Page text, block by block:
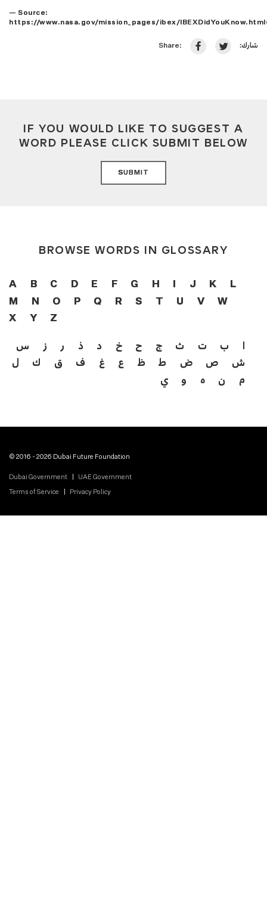
— Source:
https://www.nasa.gov/mission_pages/ibex/
Share: شارك:
IF YOU WOULD LIKE TO SUGGEST A
WORD PLEASE CLICK SUBMIT BELOW
SUBMIT
BROWSE WORDS IN GLOSSARY
A B C D E F G H J K
L
M
N O P Q R S T U V
W
X
Y Z
ا ب ت ث ج ح خ د ذ ر ز
س
ش
ص ض ط ظ ع غ ف ق ك
ل
م
ن ه و ي
© 2016 - 2026 Dubai Future Foundation
Dubai Government UAE Government
Terms of Service Privacy Policy